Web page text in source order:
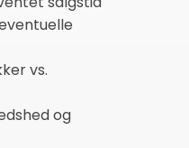
vs.
og